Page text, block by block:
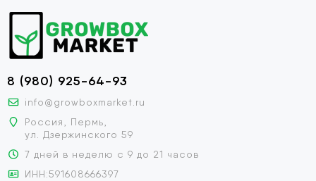
8 (980) 925-64-93
info@growboxmarket.ru
Россия, Пермь,
ул. Дзержинского 59
7 дней в неделю с 9 до 21 часов
ИНН:591608666397